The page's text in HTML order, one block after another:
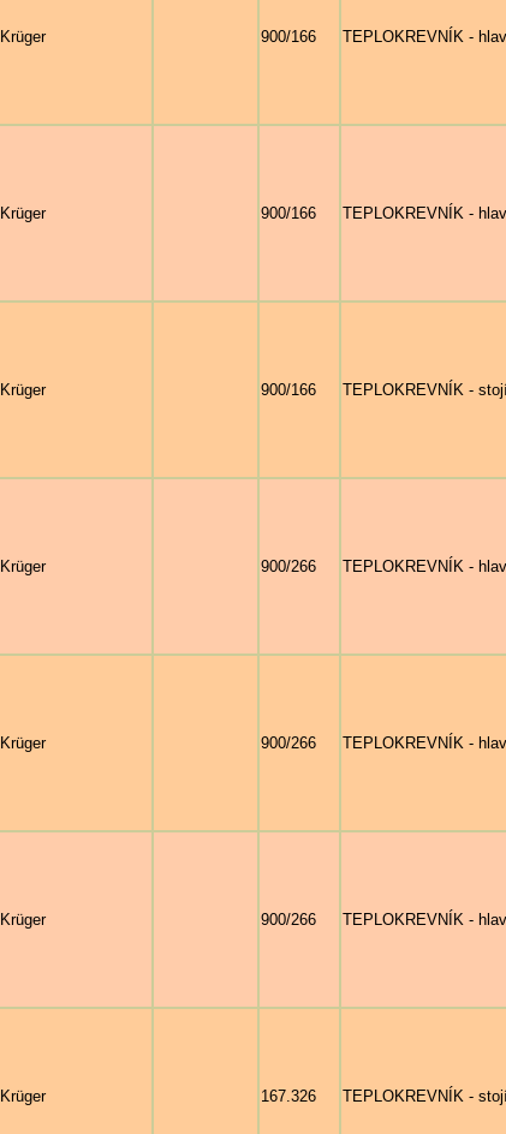
Krüger 900/166 TEPLOKREVNÍK -
Krüger 900/166 TEPLOKREVNÍK -
Krüger 900/166 TEPLOKREVNÍK -
Krüger 900/266 TEPLOKREVNÍK -
Krüger 900/266 TEPLOKREVNÍK -
Krüger 900/266 TEPLOKREVNÍK -
Krüger 167.326 TEPLOKREVNÍK -